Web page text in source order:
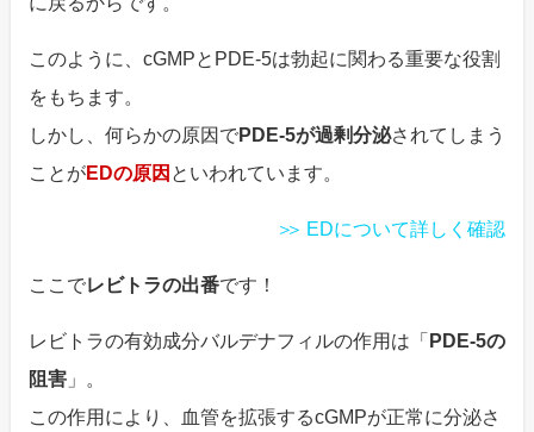
このように、cGMPとPDE-5は勃起に関わる重要な役割
をもちます。
しかし、何らかの原因でPDE-5が過剰分泌されてしまう
ことがEDの原因 といわれています。
EDについて詳しく確認
ここでレビトラの出番です！
レビトラの有効成分バルデナフィルの作用は「 PDE-5の
阻害」。
この作用により、血管を拡張するcGMPが正常に分泌さ